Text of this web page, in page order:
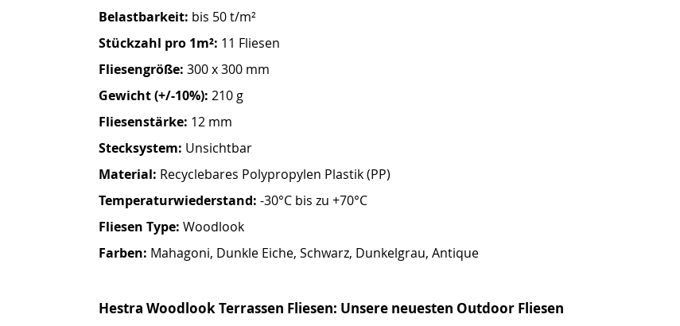
Belastbarkeit: bis 50 t/m²
Stückzahl pro 1m²: 11 Fliesen
Fliesengröße: 300 x 300 mm
Gewicht (+/-10%): 210 g
Fliesenstärke: 12 mm
Stecksystem: Unsichtbar
Material: Recyclebares Polypropylen Plastik (PP)
Temperaturwiederstand: -30°C bis zu +70°C
Fliesen Type: Woodlook
Farben: Mahagoni, Dunkle Eiche, Schwarz, Dunkelgrau, Antique
Hestra Woodlook Terrassen Fliesen: Unsere neuesten Outdoor Fliesen